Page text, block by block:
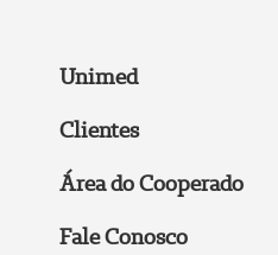
Unimed
Clientes
Área do Cooperado
Fale Conosco